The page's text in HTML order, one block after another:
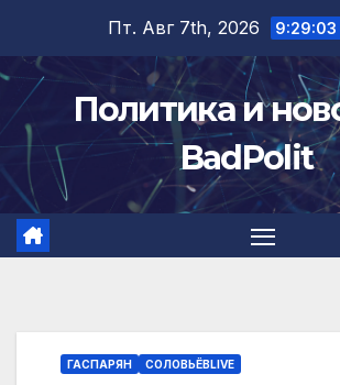
содержимому
Пт. Авг 7th, 2026 9:29:04
Политика и
BadPolit
ГАСПАРЯН СОЛОВЬЁВLIVE